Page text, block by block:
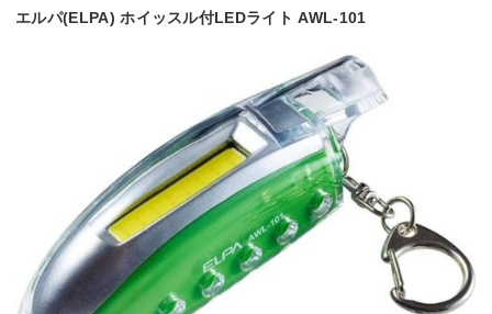
エルパ(ELPA) ホイッスル付LEDライト AWL-101